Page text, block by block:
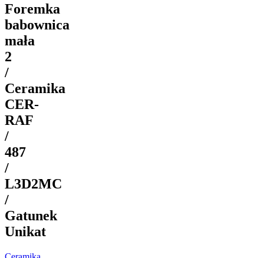
Foremka
babownica
mała
2
/
Ceramika
CER-
RAF
/
487
/
L3D2MC
/
Gatunek
Unikat